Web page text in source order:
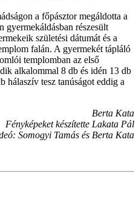
a főpásztor megáldotta a
gyermekáldásban részesült
születési dátumát és a
falán. A gyermekét tápláló
templomban az első
alkalommal 8 db és idén 13 db
hálaszív tesz tanúságot eddig a
Berta Kata
Fényképeket készítette Lakata Pál
Somogyi Tamás és Berta Kata